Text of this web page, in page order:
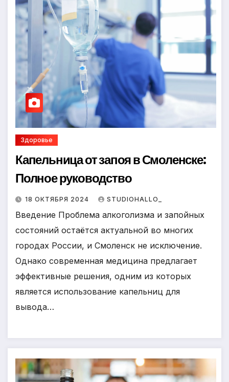
Здоровье
Капельница от запоя в Смоленске:
Полное руководство
18 ОКТЯБРЯ 2024 STUDIOHALLO_
Введение Проблема алкоголизма и запойных
состояний остаётся актуальной во многих
городах России, и Смоленск не исключение.
Однако современная медицина предлагает
эффективные решения, одним из которых
является использование капельниц для
вывода…